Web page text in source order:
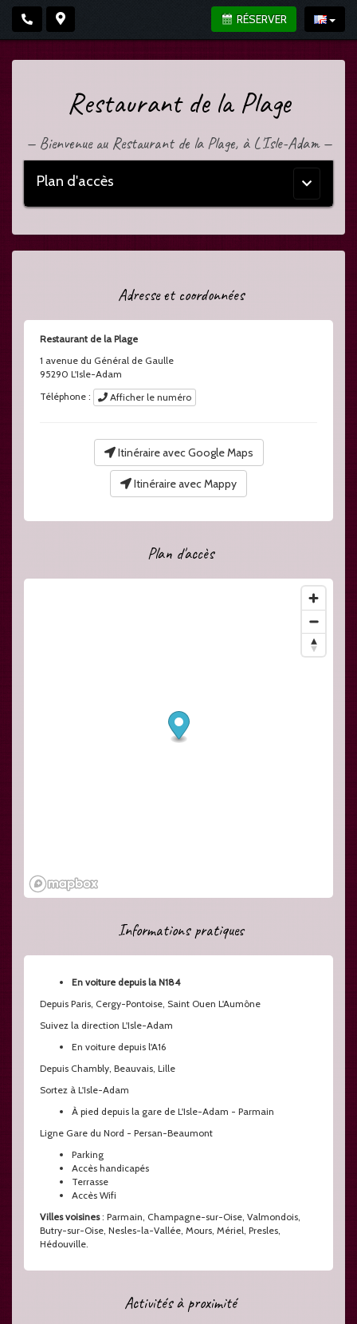
RÉSERVER
Restaurant de la Plage
—Bienvenue au Restaurant de la Plage, à L'Isle-Adam —
Menu
principal
Plan d'accès
Adresse et coordonnées
Restaurant de la Plage
1 avenue du Général de Gaulle
95290 L'Isle-Adam
Téléphone :
Afficher le numéro
Itinéraire avec Google Maps
Itinéraire avec Mappy
Plan d'accès
Informations pratiques
En voiture depuis la N184
Depuis Paris, Cergy-Pontoise, Saint Ouen L'Aumône
Suivez la direction L'Isle-Adam
En voiture depuis l'A16
Depuis Chambly, Beauvais, Lille
Sortez à L'Isle-Adam
À pied depuis la gare de L'Isle-Adam - Parmain
Ligne Gare du Nord - Persan-Beaumont
Parking
Accès handicapés
Terrasse
Accès Wifi
Villes voisines: Parmain, Champagne-sur-Oise, Valmondois,
Butry-sur-Oise, Nesles-la-Vallée, Mours, Mériel, Presles,
Hédouville.
Activités à proximité